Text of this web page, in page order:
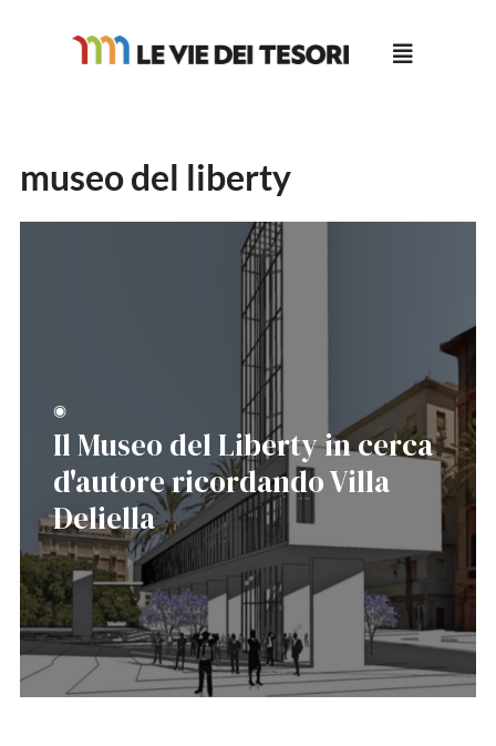
museo del liberty
◉
Il Museo del Liberty in cerca
d'autore ricordando Villa
Deliella